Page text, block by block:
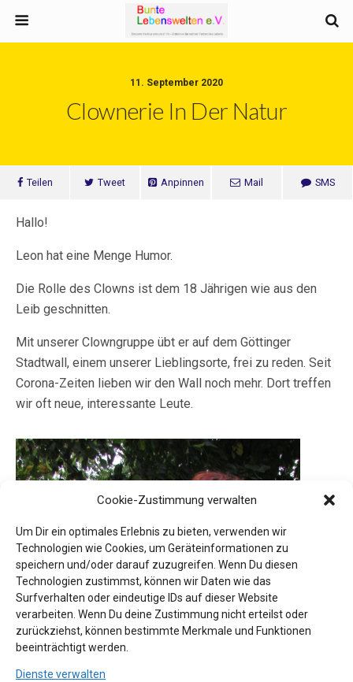
Cookie-Zustimmung verwalten
Um Dir ein optimales Erlebnis zu bieten, verwenden wir
Technologien wie Cookies, um Geräteinformationen zu
speichern und/oder darauf zuzugreifen. Wenn Du diesen
Technologien zustimmst, können wir Daten wie das
Surfverhalten oder eindeutige IDs auf dieser Website
verarbeiten. Wenn Du deine Zustimmung nicht erteilst oder
zurückziehst, können bestimmte Merkmale und Funktionen
beeinträchtigt werden.
Dienste verwalten
11. September 2020
Clownerie In Der Natur
Teilen Tweet Anpinnen Mail SMS
Hallo!
Leon hat eine Menge Humor.
Die Rolle des Clowns ist dem 18 Jährigen wie aus den
Leib geschnitten.
Mit unserer Clowngruppe übt er auf dem Göttinger
Stadtwall, einem unserer Lieblingsorte, frei zu reden. Seit
Corona-Zeiten lieben wir den Wall noch mehr. Dort treffen
wir oft neue, interessante Leute.